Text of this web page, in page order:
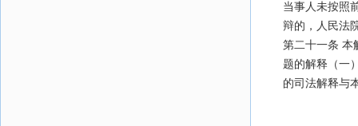
当事人未按照
辩的，人民法
第二十一条 本
题的解释（一
的司法解释与